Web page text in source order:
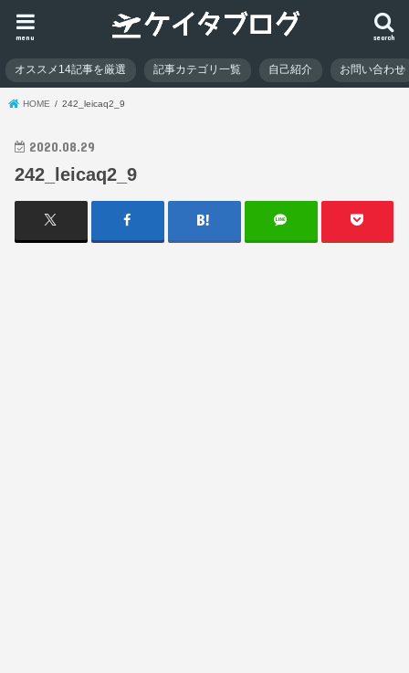
search
menu
オススメ14記事を厳選 記事カテゴリ一覧 自己紹介 お問い合わせ
HOME 242_leicaq2_9
2020.08.29
242_leicaq2_9